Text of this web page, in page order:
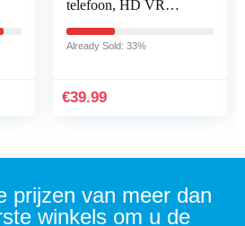
telefoon, HD VR
Headset met touch-
Already Sold: 33%
€39.99
prijzen van meer dan
winkels om u de